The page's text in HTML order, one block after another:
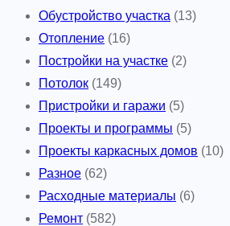
Обустройство участка (13)
Отопление (16)
Постройки на участке (2)
Потолок (149)
Пристройки и гаражи (5)
Проекты и программы (5)
Проекты каркасных домов (10)
Разное (62)
Расходные материалы (6)
Ремонт (582)